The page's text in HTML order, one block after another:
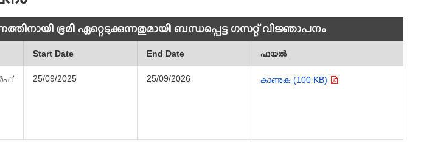
ഭൂമി ഏറ്റെടുക്കുന്നതുമായി ബന്ധപ്പെട്ട ഗസറ്റ് വിജ്ഞാപനം
Start Date End Date ഫയല്‍
25/09/2025 25/09/2026 കാണുക (100 KB)